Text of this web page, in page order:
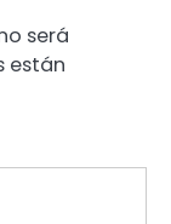
será
están